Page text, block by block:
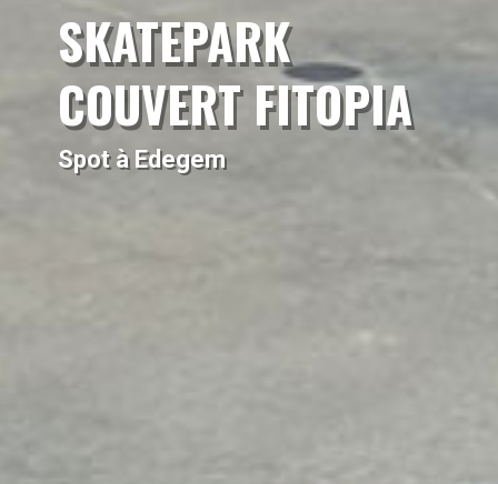
SKATEPARK
COUVERT FITOPIA
Spot à Edegem